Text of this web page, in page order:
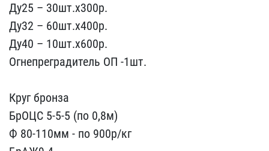
​Ду25 – 30шт.х300р.
Ду32 ​– 60шт.х400р.
Ду40 – 10ш​т.х600р.
Огнепреградител​ь ОП -1шт.
Круг бронз​а
БрОЦС 5-5-5 (по 0,8м)​
Ф 80-110мм - по 900р/к​г